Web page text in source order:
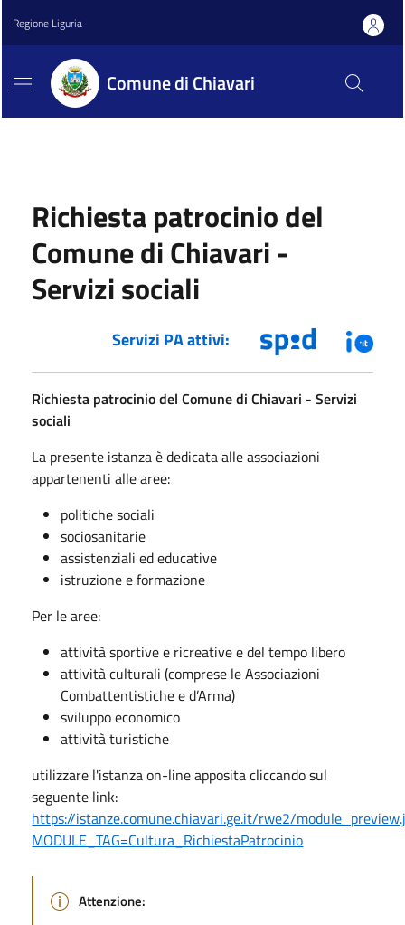
Regione Liguria
Comune di Chiavari
Richiesta patrocinio del
Comune di Chiavari -
Servizi sociali
Servizi PA attivi:
Richiesta patrocinio del Comune di Chiavari - Servizi
sociali
La presente istanza è dedicata alle associazioni
appartenenti alle aree:
politiche sociali
sociosanitarie
assistenziali ed educative
istruzione e formazione
Per le aree:
attività sportive e ricreative e del tempo libero
attività culturali (comprese le Associazioni
Combattentistiche e d’Arma)
sviluppo economico
attività turistiche
utilizzare l'istanza on-line apposita cliccando sul
seguente link:
https://istanze.comune.chiavari.ge.it/rwe2/
MODULE_TAG=Cultura_RichiestaPatrocinio
Attenzione: